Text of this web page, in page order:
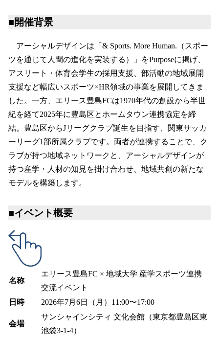
■開催背景
アーシャルデザインは「& Sports. More Human.（スポー
ツを通じて人間の進化を実装する）」をPurposeに掲げ、
アスリート・体育会学生の採用支援、部活動の地域展開
支援など幅広いスポーツ×HR領域の事業を展開してきま
した。一方、エリース豊島FCは1970年代の創設から半世
紀を経て2025年に豊島区とホームタウン連携協定を締
結。豊島区からJリーグクラブ誕生を目指す、関東サッカ
ーリーグ1部所属クラブです。両者が連携することで、ク
ラブが持つ地域ネットワークと、アーシャルデザインが
持つ産学・人材の知見を掛け合わせ、地域共創の新たな
モデルを構築します。
■イベント概要
名称
エリース豊島FC × 地域大学 産学スポーツ連携
交流イベント
日時
2026年7月6日（月）11:00〜17:00
会場
サンシャインシティ 文化会館（東京都豊島区東
池袋3-1-4）